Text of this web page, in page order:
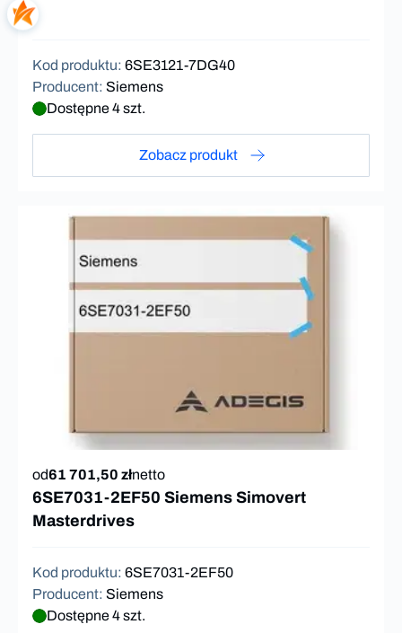
Kod produktu: 6SE3121-7DG40
Producent: Siemens
Dostępne 4 szt.
Zobacz produkt
od61 701,50 złnetto
6SE7031-2EF50 Siemens Simovert
Masterdrives
Kod produktu: 6SE7031-2EF50
Producent: Siemens
Dostępne 4 szt.